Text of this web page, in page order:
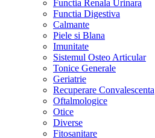
Functia Renala Urinara
Functia Digestiva
Calmante
Piele si Blana
Imunitate
Sistemul Osteo Articular
Tonice Generale
Geriatrie
Recuperare Convalescenta
Oftalmologice
Otice
Diverse
Fitosanitare